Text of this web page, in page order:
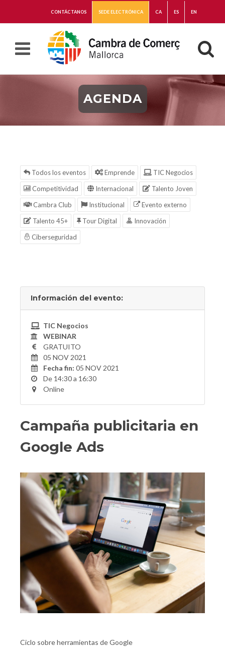
CONTÁCTANOS SEDE ELECTRÓNICA CA ES EN
AGENDA
Todos los eventos Emprende
TIC Negocios
Competitividad
Internacional
Talento Joven
Cambra Club
Institucional
Evento externo
Talento 45+
Tour Digital
Innovación
Ciberseguridad
Información del evento:
TIC Negocios
WEBINAR
GRATUITO
05 NOV 2021
Fecha fin: 05 NOV 2021
De 14:30 a 16:30
Online
Campaña publicitaria en
Google Ads
Ciclo sobre herramientas de Google